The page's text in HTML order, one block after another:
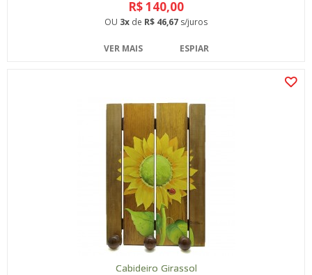
R$ 140,00
OU 3x de R$ 46,67 s/juros
VER MAIS ESPIAR
Cabideiro Girassol